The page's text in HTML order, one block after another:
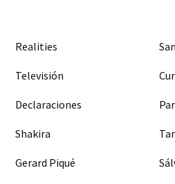
Realities
Televisión
Declaraciones
Shakira
Gerard Piqué